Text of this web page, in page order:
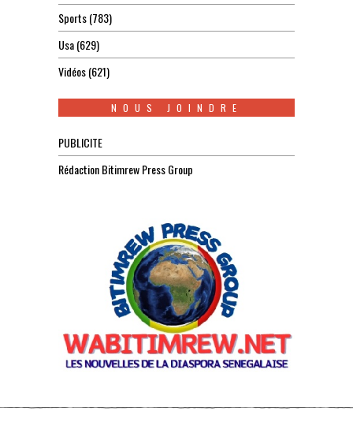
Sports(783)
Usa(629)
Vidéos(621)
NOUS JOINDRE
PUBLICITE
Rédaction Bitimrew Press Group